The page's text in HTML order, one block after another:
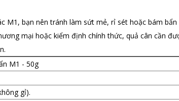
M1, bạn nên tránh làm sứt mẻ, rỉ sét hoặc bám bẩn
mại hoặc kiểm định chính thức, quả cân cần
M1 - 50g
gỉ).